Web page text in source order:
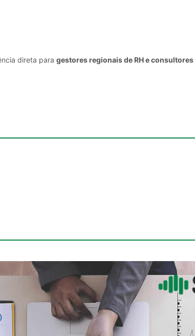
direta para gestores regionais de RH e consultores